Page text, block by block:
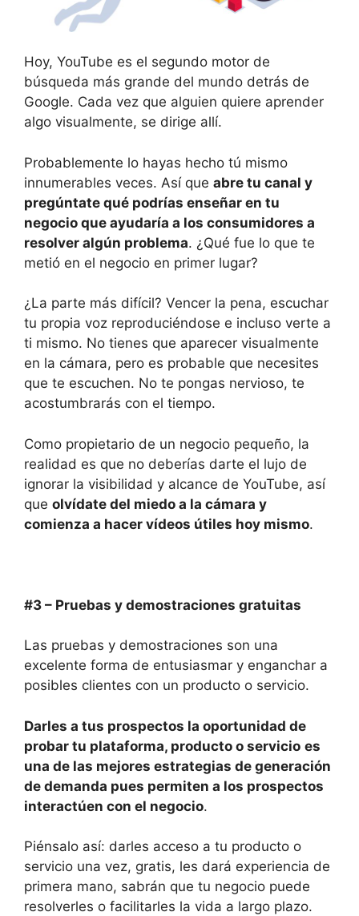
Hoy, YouTube es el segundo motor de
búsqueda más grande del mundo detrás de
Google. Cada vez que alguien quiere aprender
algo visualmente, se dirige allí.
Probablemente lo hayas hecho tú mismo
innumerables veces. Así que abre tu canal y
pregúntate qué podrías enseñar en tu
negocio que ayudaría a los consumidores a
resolver algún problema. ¿Qué fue lo que te
metió en el negocio en primer lugar?
¿La parte más difícil? Vencer la pena, escuchar
tu propia voz reproduciéndose e incluso verte a
ti mismo. No tienes que aparecer visualmente
en la cámara, pero es probable que necesites
que te escuchen. No te pongas nervioso, te
acostumbrarás con el tiempo.
Como propietario de un negocio pequeño, la
realidad es que no deberías darte el lujo de
ignorar la visibilidad y alcance de YouTube, así
que olvídate del miedo a la cámara y
comienza a hacer vídeos útiles hoy mismo.
#3 – Pruebas y demostraciones gratuitas
Las pruebas y demostraciones son una
excelente forma de entusiasmar y enganchar a
posibles clientes con un producto o servicio.
Darles a tus prospectos la oportunidad de
probar tu plataforma, producto o servicio es
una de las mejores estrategias de generación
de demanda pues permiten a los prospectos
interactúen con el negocio.
Piénsalo así: darles acceso a tu producto o
servicio una vez, gratis, les dará experiencia de
primera mano, sabrán que tu negocio puede
resolverles o facilitarles la vida a largo plazo.